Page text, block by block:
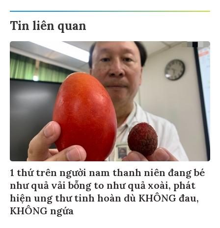
Tin liên quan
1 thứ trên người nam thanh niên đang bé
như quả vải bỗng to như quả xoài, phát
hiện ung thư tinh hoàn dù KHÔNG đau,
KHÔNG ngứa